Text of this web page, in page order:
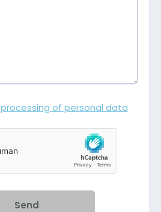
processing of personal data
Send